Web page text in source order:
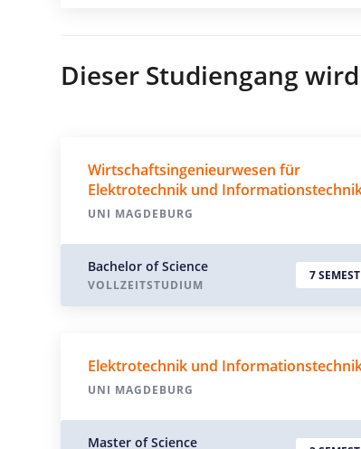
Dieser Studiengang
Wirtschaftsingenieurwesen für
Elektrotechnik und
UNI MAGDEBURG
Bachelor of Science
VOLLZEITSTUDIUM
7
Elektrotechnik und
UNI MAGDEBURG
Master of Science